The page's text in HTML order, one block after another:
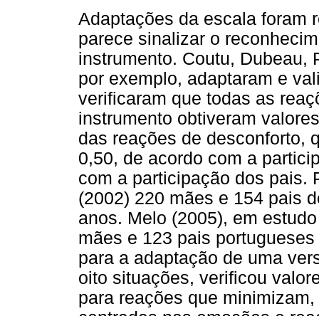
Adaptações da escala foram
parece sinalizar o
instrumento. Coutu, Dubeau,
por exemplo, adaptaram e
verificaram que todas as
instrumento obtiveram
das reações de desconforto,
0,50, de acordo com a
com a participação dos pais.
(2002) 220 mães e 154 pais
anos. Melo (2005), em
mães e 123 pais
para a adaptação de uma
oito situações, verificou
para reações que